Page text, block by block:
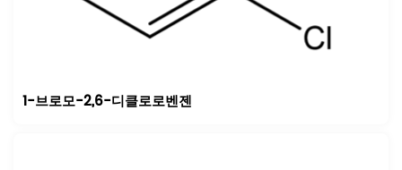
1-브로모-2,6-디클로로벤젠